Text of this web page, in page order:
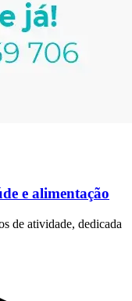
e alimentação
de atividade, dedicada